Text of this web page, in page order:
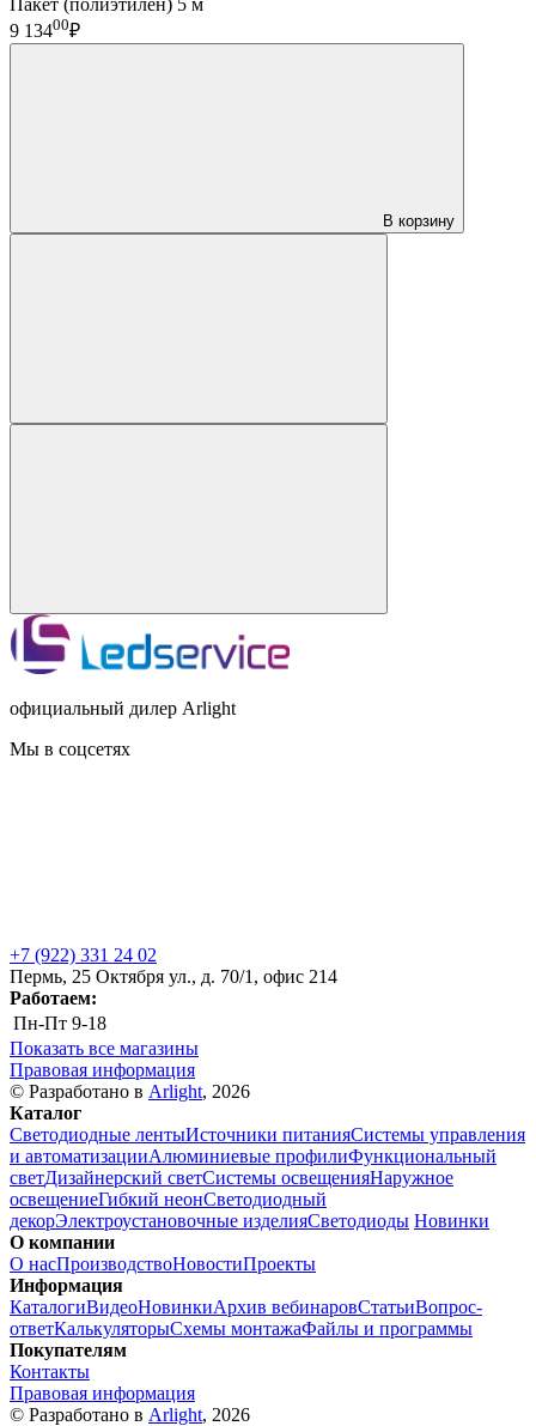
9 13400₽
В корзину
официальный дилер Arlight
Мы в соцсетях
+7 (922) 331 24 02
Пермь, 25 Октября ул., д. 70/1, офис 214
Работаем:
Пн-Пт 9-18
Показать все магазины
Правовая информация
© Разработано в Arlight, 2026
Каталог
Светодиодные лентыИсточники питанияСистемы управления
и автоматизацииАлюминиевые профилиФункциональный
светДизайнерский светСистемы освещенияНаружное
освещениеГибкий неонСветодиодный
декорЭлектроустановочные изделияСветодиоды Новинки
О компании
О насПроизводствоНовостиПроекты
Информация
КаталогиВидеоНовинкиАрхив вебинаровСтатьиВопрос-
ответКалькуляторыСхемы монтажаФайлы и программы
Покупателям
Контакты
Правовая информация
© Разработано в Arlight, 2026